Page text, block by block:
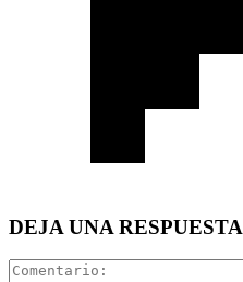
DEJA UNA RESPUESTA